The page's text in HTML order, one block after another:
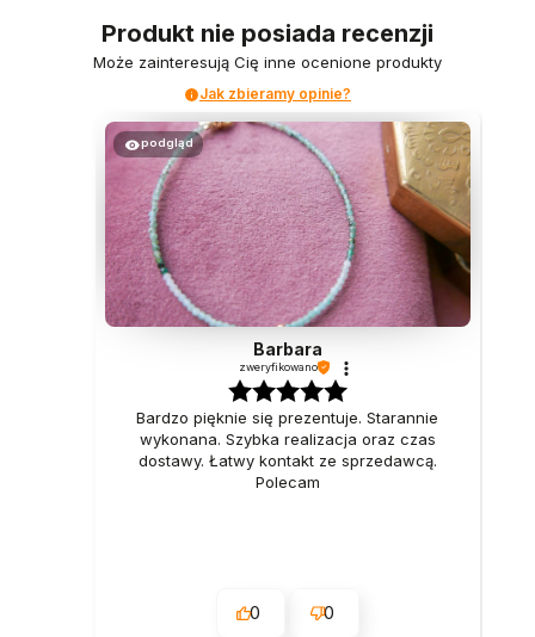
Produkt nie posiada recenzji
Może zainteresują Cię inne ocenione produkty
Jak zbieramy opinie?
podgląd
Barbara
zweryfikowano
Bardzo pięknie się prezentuje. Starannie
wykonana. Szybka realizacja oraz czas
dostawy. Łatwy kontakt ze sprzedawcą.
Polecam
0 0